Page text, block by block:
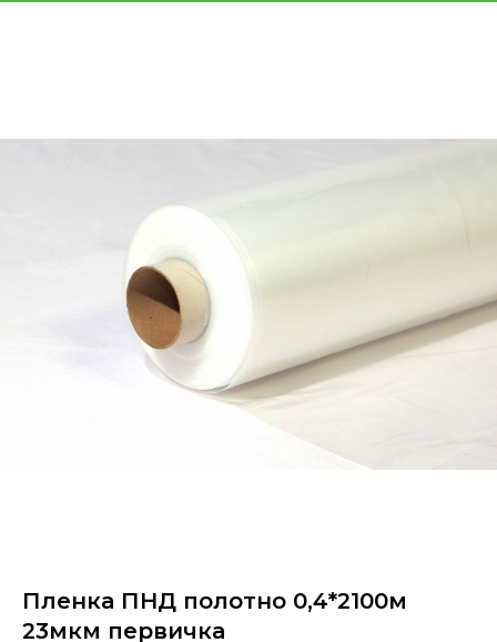
Пленка ПНД полотно 0,4*2100м
23мкм первичка